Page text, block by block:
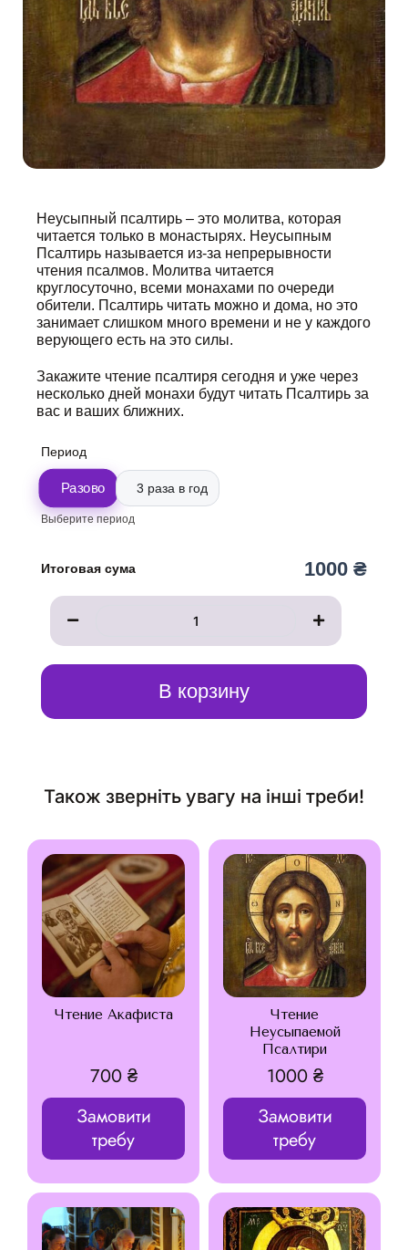
Неусыпный псалтирь – это молитва, которая
читается только в монастырях. Неусыпным
Псалтирь называется из-за непрерывности
чтения псалмов. Молитва читается
круглосуточно, всеми монахами по очереди
обители. Псалтирь читать можно и дома, но это
занимает слишком много времени и не у каждого
верующего есть на это силы.
Закажите чтение псалтиря сегодня и уже через
несколько дней монахи будут читать Псалтирь за
вас и ваших ближних.
Период
Разово 3 раза в год
Выберите период
Итоговая сума 1000 ₴
Чтение
Неусыпаемой
Псалтири
В корзину
Також зверніть увагу на інші треби!
Чтение Акафиста
700 ₴
Замовити
требу
Чтение
Неусыпаемой
Псалтири
1000 ₴
Замовити
требу